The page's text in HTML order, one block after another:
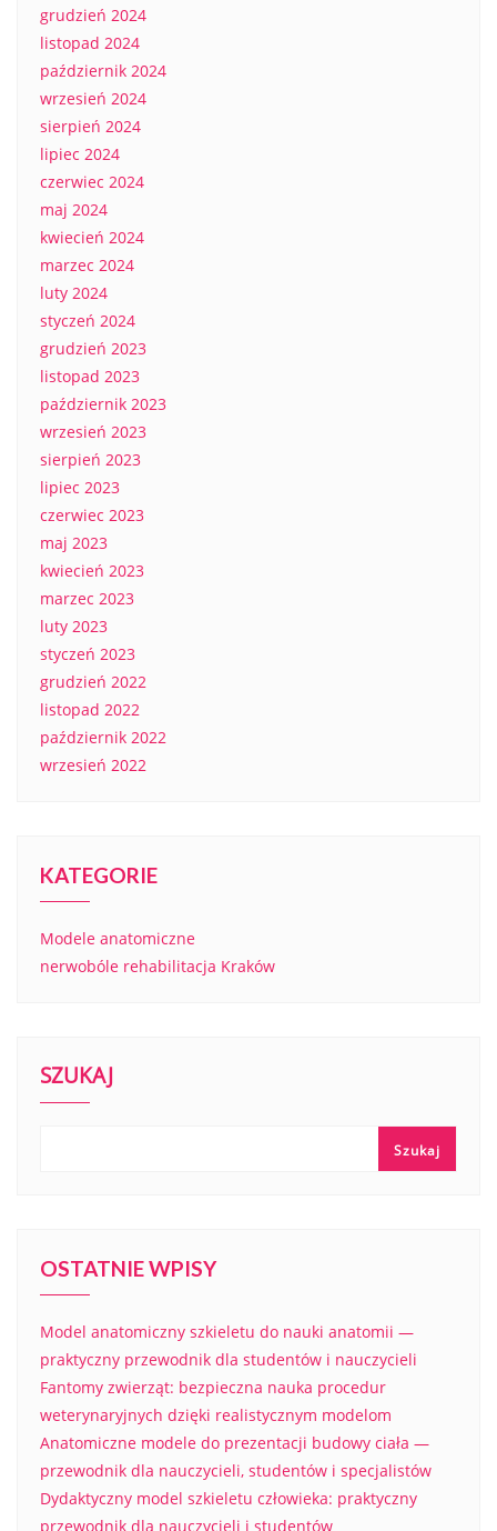
grudzień 2024
listopad 2024
październik 2024
wrzesień 2024
sierpień 2024
lipiec 2024
czerwiec 2024
maj 2024
kwiecień 2024
marzec 2024
luty 2024
styczeń 2024
grudzień 2023
listopad 2023
październik 2023
wrzesień 2023
sierpień 2023
lipiec 2023
czerwiec 2023
maj 2023
kwiecień 2023
marzec 2023
luty 2023
styczeń 2023
grudzień 2022
listopad 2022
październik 2022
wrzesień 2022
KATEGORIE
Modele anatomiczne
nerwobóle rehabilitacja Kraków
SZUKAJ
Szukaj
OSTATNIE WPISY
Model anatomiczny szkieletu do nauki anatomii —
praktyczny przewodnik dla studentów i nauczycieli
Fantomy zwierząt: bezpieczna nauka procedur
weterynaryjnych dzięki realistycznym modelom
Anatomiczne modele do prezentacji budowy ciała —
przewodnik dla nauczycieli, studentów i specjalistów
Dydaktyczny model szkieletu człowieka: praktyczny
przewodnik dla nauczycieli i studentów